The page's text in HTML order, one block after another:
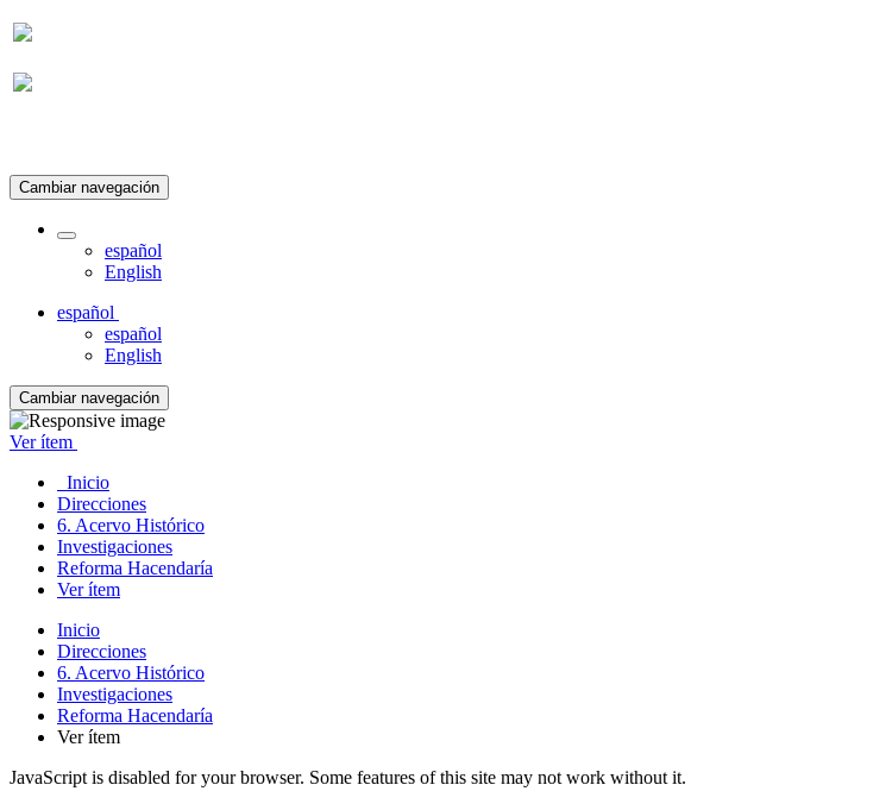
Cambiar navegación
español
English
español
español
English
Cambiar navegación
Ver ítem
Inicio
Direcciones
6. Acervo Histórico
Investigaciones
Reforma Hacendaría
Ver ítem
Inicio
Direcciones
6. Acervo Histórico
Investigaciones
Reforma Hacendaría
Ver ítem
JavaScript is disabled for your browser. Some features of this site may not work without it.